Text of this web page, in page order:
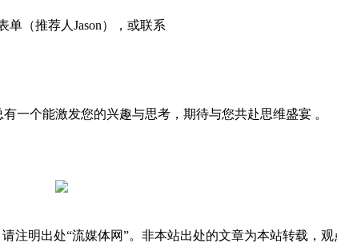
（推荐人Jason），或联系
个能激发您的兴趣与思考，期待与您共赴思维盛宴 。
明出处“流媒体网”。非本站出处的文章为本站转载，观